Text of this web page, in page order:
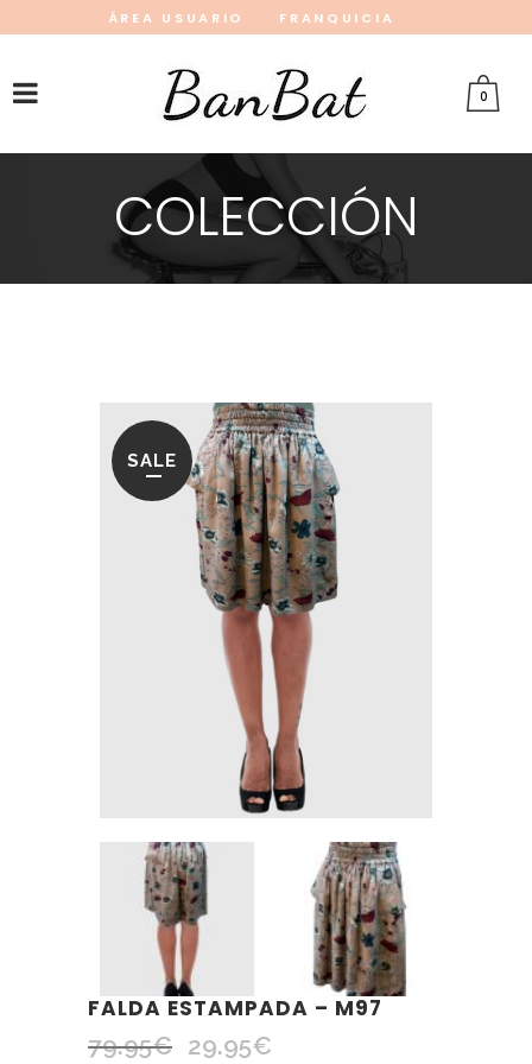
ÁREA USUARIO
FRANQUICIA
0
COLECCIÓN
SALE
FALDA ESTAMPADA – M97
79.95€
El
29.95€